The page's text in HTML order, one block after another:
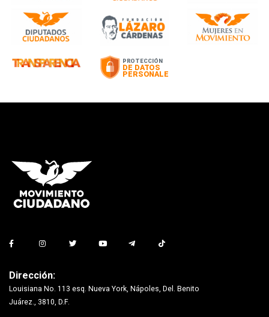
Dirección:
Louisiana No. 113 esq. Nueva York, Nápoles, Del. Benito
Juárez., 3810, D.F.